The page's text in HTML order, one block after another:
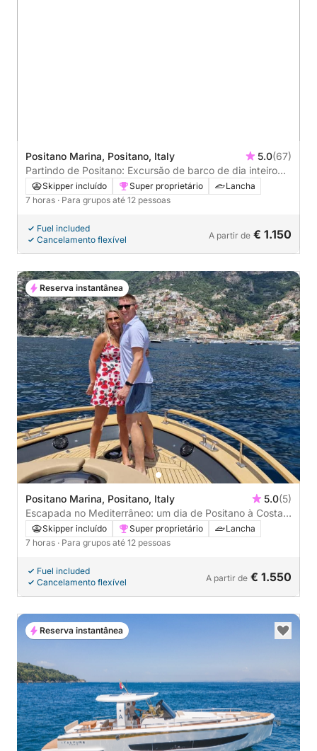
Positano Marina, Positano, Italy 5.0(67)
Partindo de Positano: Excursão de barco de dia inteiro
pela Costa Amalfitana: Navegue pela costa com conforto
e estilo.
Skipper incluído Super proprietário
Lancha
7 horas · Para grupos até 12 pessoas
Fuel included
Cancelamento flexível
A partir de € 1.150
Positano Marina, Positano, Italy 5.0(5)
Escapada no Mediterrâneo: um dia de Positano à Costa
Amalfitana
Skipper incluído Super proprietário
Lancha
7 horas · Para grupos até 12 pessoas
Fuel included
Cancelamento flexível
A partir de € 1.550
Reserva instantânea
Reserva instantânea